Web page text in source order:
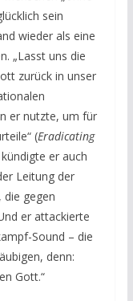
sein
wieder als eine
„Lasst uns die
zurück in unser
er nutzte, um für
(Eradicating
er auch
Leitung der
die gegen
er attackierte
Sound – die
denn:
Gott.“